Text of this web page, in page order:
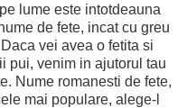
lume este intotdeauna
de fete, incat cu greu
vei avea o fetita si
pui, venim in ajutorul tau
Nume romanesti de fete,
mai populare, alege-l